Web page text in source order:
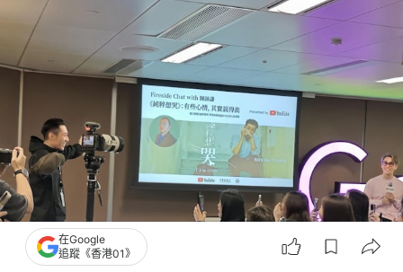
在Google
追蹤《香港01》